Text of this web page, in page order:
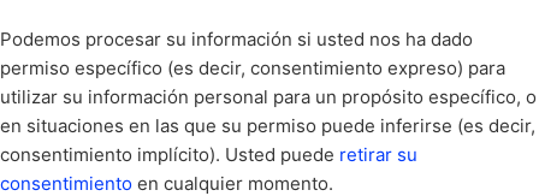
Podemos procesar su información si usted nos ha dado
permiso específico (es decir, consentimiento expreso) para
utilizar su información personal para un propósito específico, o
en situaciones en las que su permiso puede inferirse (es decir,
consentimiento implícito). Usted puede retirar su
consentimiento en cualquier momento.